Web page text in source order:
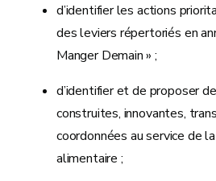
d’identifier les actions
des leviers répertoriés en
Manger Demain » ;
d’identifier et de proposer
construites, innovantes,
coordonnées au service de
alimentaire ;